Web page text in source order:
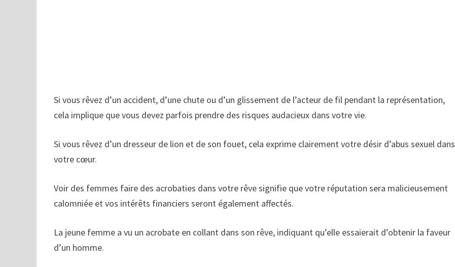
Si vous rêvez d’un accident, d’une chute ou d’un glissement de l’acteur de fil pendant la représentation,
cela implique que vous devez parfois prendre des risques audacieux dans votre vie.
Si vous rêvez d’un dresseur de lion et de son fouet, cela exprime clairement votre désir d’abus sexuel dans
votre cœur.
Voir des femmes faire des acrobaties dans votre rêve signifie que votre réputation sera malicieusement
calomniée et vos intérêts financiers seront également affectés.
La jeune femme a vu un acrobate en collant dans son rêve, indiquant qu’elle essaierait d’obtenir la faveur
d’un homme.